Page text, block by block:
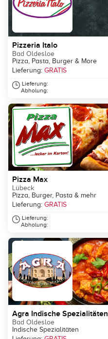
Pizzeria Italo
Bad Oldesloe
Pizza, Pasta, Burger & More
Lieferung: GRATIS
Lieferung:
Abholung:
Pizza Max
Lübeck
Pizza, Burger, Pasta & mehr
Lieferung: GRATIS
Lieferung:
Abholung:
Agra Indische Spezialitäten
Bad Oldesloe
Indische Spezialitäten